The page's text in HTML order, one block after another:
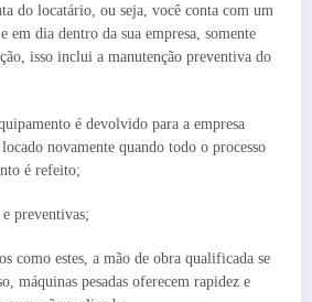
do locatário, ou seja, você conta com um
em dia dentro da sua empresa, somente
isso inclui a manutenção preventiva do
é devolvido para a empresa
novamente quando todo o processo
é refeito;
preventivas;
como estes, a mão de obra qualificada se
máquinas pesadas oferecem rapidez e